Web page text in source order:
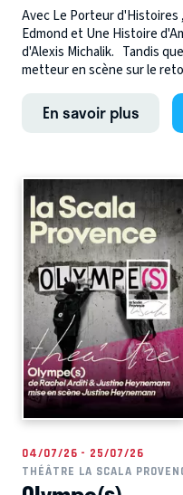
Avec Le Porteur d'Histoires
Edmond et Une Histoire
d'Alexis Michalik. Tandis
metteur en scène sur le
En savoir plus
04/07/26 - 25/07/26
THÉÂTRE LA SCALA